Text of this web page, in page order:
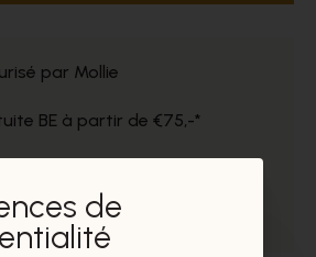
par Mollie
BE à partir de €75,-*
dans nos magasins
de